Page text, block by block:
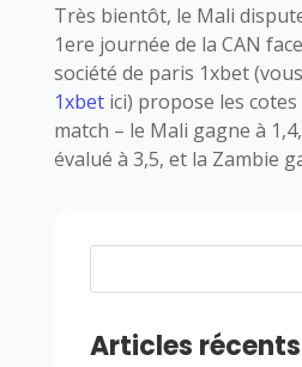
Très bientôt, le Mali
1ere journée de la CAN
société de paris 1xbet
1xbetici) propose les
match – le Mali gagne à
évalué à 3,5, et la Zambie
Articles récents